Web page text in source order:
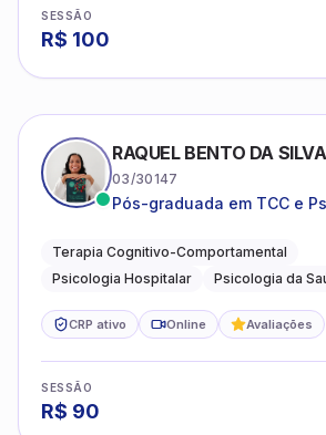
SESSÃO
R$ 100
RAQUEL BENTO DA SILVA
03/30147
Pós-graduada em TCC e
Terapia Cognitivo-Comportamental
Psicologia Hospitalar
Psicologia da
CRP ativo Online Avaliações
SESSÃO
R$ 90